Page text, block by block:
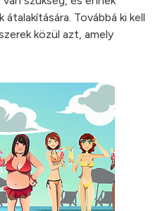
Továbbá ki kell
közül azt, amely